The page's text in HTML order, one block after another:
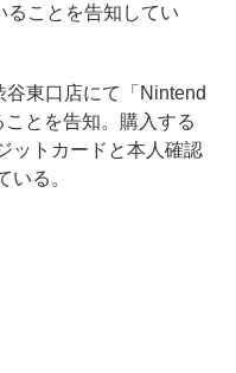
ることを告知してい
東口店にて「Nintend
とを告知。購入する
ットカードと本人確認
いる。